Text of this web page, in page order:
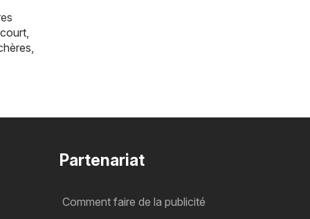
Partenariat
Comment faire de la publicité